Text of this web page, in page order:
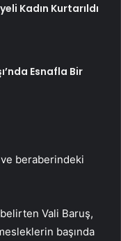
Kadın Kurtarıldı
Esnafla Bir
ve beraberindeki
Vali Baruş,
başında